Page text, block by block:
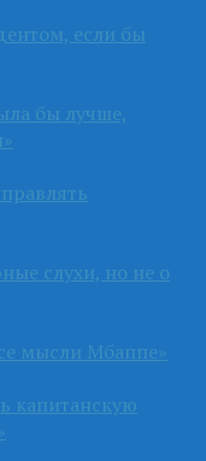
если бы
бы лучше,
слухи, но не о
мысли Мбаппе»
капитанскую